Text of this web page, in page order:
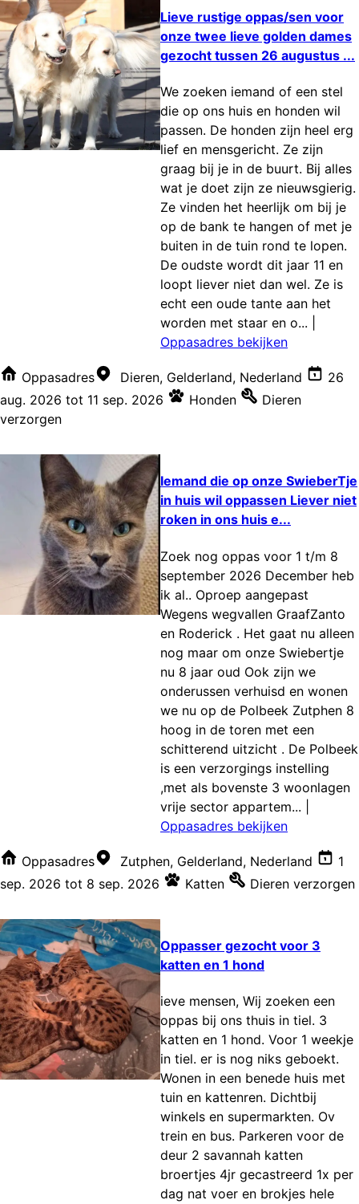
Lieve rustige oppas/sen voor
onze twee lieve golden dames
gezocht tussen 26 augustus ...
We zoeken iemand of een stel
die op ons huis en honden wil
passen. De honden zijn heel erg
lief en mensgericht. Ze zijn
graag bij je in de buurt. Bij alles
wat je doet zijn ze nieuwsgierig.
Ze vinden het heerlijk om bij je
op de bank te hangen of met je
buiten in de tuin rond te lopen.
De oudste wordt dit jaar 11 en
loopt liever niet dan wel. Ze is
echt een oude tante aan het
worden met staar en o...
Oppasadres bekijken
Oppasadres Dieren, Gelderland, Nederland
26
aug. 2026 tot 11 sep. 2026 Honden
Dieren
verzorgen
Iemand die op onze SwieberTje
in huis wil oppassen Liever niet
roken in ons huis e...
Zoek nog oppas voor 1 t/m 8
september 2026 December heb
ik al.. Oproep aangepast
Wegens wegvallen GraafZanto
en Roderick . Het gaat nu alleen
nog maar om onze Swiebertje
nu 8 jaar oud Ook zijn we
onderussen verhuisd en wonen
we nu op de Polbeek Zutphen 8
hoog in de toren met een
schitterend uitzicht . De Polbeek
is een verzorgings instelling
,met als bovenste 3 woonlagen
vrije sector appartem...
Oppasadres bekijken
Oppasadres Zutphen, Gelderland, Nederland
1
sep. 2026 tot 8 sep. 2026 Katten Dieren verzorgen
Oppasser gezocht voor 3
katten en 1 hond
ieve mensen, Wij zoeken een
oppas bij ons thuis in tiel. 3
katten en 1 hond. Voor 1 weekje
in tiel. er is nog niks geboekt.
Wonen in een benede huis met
tuin en kattenren. Dichtbij
winkels en supermarkten. Ov
trein en bus. Parkeren voor de
deur 2 savannah katten
broertjes 4jr gecastreerd 1x per
dag nat voer en brokjes hele